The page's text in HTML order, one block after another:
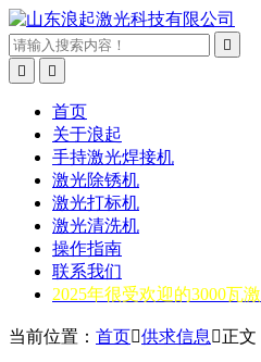



首页
关于浪起
手持激光焊接机
激光除锈机
激光打标机
激光清洗机
操作指南
联系我们
2025年很受欢迎的3000瓦
当前位置： 首页供求信息 正文